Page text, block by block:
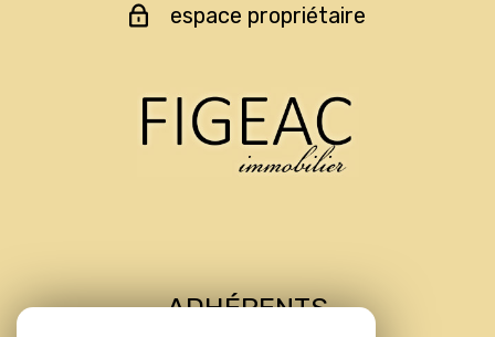
espace propriétaire
ADHÉRENTS